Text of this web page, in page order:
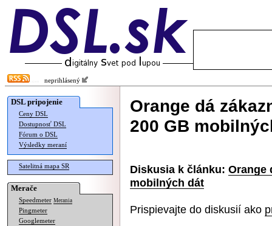
neprihlásený
DSL pripojenie
Ceny DSL
Dostupnosť DSL
Fórum o DSL
Výsledky meraní
Satelitná mapa SR
Merače
Speedmeter Merania
Pingmeter
Googlemeter
Orange dá
200 GB
Diskusia k článku: Orange
mobilných dát
Prispievajte do diskusií ako